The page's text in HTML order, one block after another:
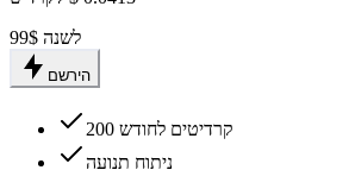
99$ לשנה
הירשם
200 קרדיטים לחודש
ניתוח תנועה